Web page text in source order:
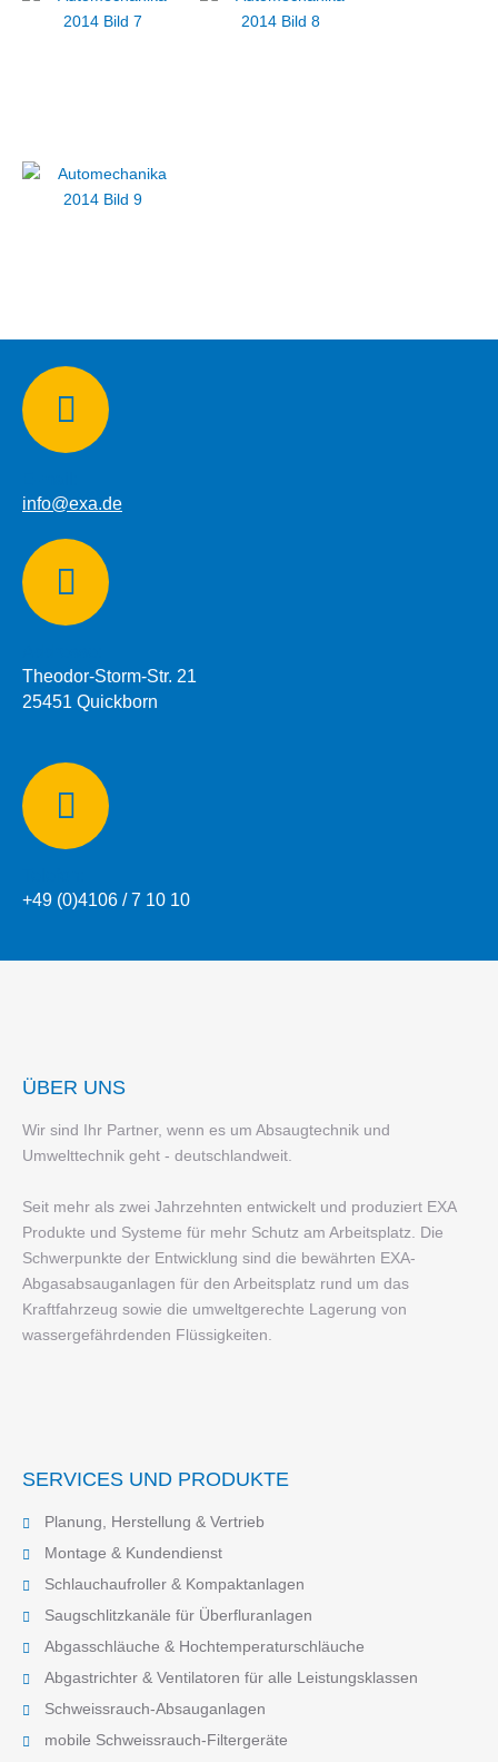
info@exa.de
Theodor-Storm-Str. 21
25451 Quickborn
+49 (0)4106 / 7 10 10
ÜBER UNS
Wir sind Ihr Partner, wenn es um Absaugtechnik und
Umwelttechnik geht - deutschlandweit.
Seit mehr als zwei Jahrzehnten entwickelt und produziert EXA
Produkte und Systeme für mehr Schutz am Arbeitsplatz. Die
Schwerpunkte der Entwicklung sind die bewährten EXA-
Abgasabsauganlagen für den Arbeitsplatz rund um das
Kraftfahrzeug sowie die umweltgerechte Lagerung von
wassergefährdenden Flüssigkeiten.
SERVICES UND PRODUKTE
Planung, Herstellung & Vertrieb
Montage & Kundendienst
Schlauchaufroller & Kompaktanlagen
Saugschlitzkanäle für Überfluranlagen
Abgasschläuche & Hochtemperaturschläuche
Abgastrichter & Ventilatoren für alle Leistungsklassen
Schweissrauch-Absauganlagen
mobile Schweissrauch-Filtergeräte